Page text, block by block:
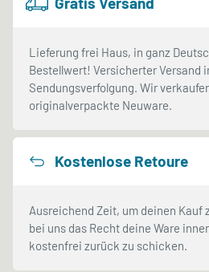
Lieferung frei Haus, in ganz
Bestellwert! Versicherter Versand
Sendungsverfolgung. Wir
originalverpackte Neuware.
Kostenlose Retoure
Ausreichend Zeit, um deinen Kauf
bei uns das Recht deine Ware
kostenfrei zurück zu schicken.